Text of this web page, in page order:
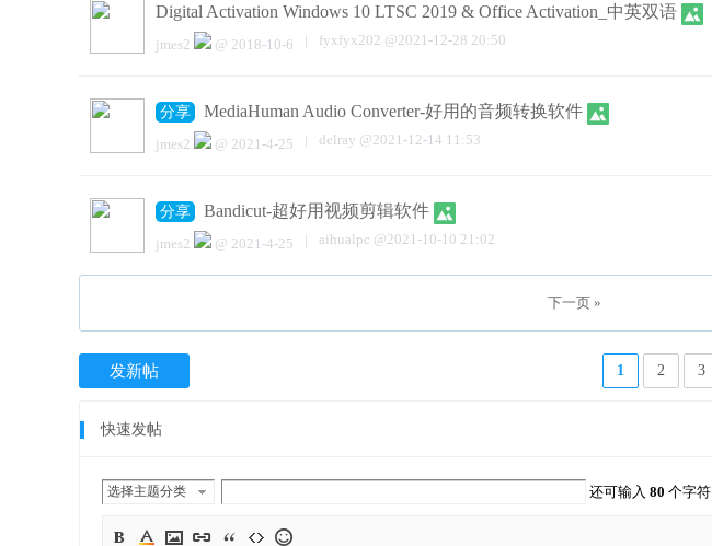
Digital Activation Windows 10 LTSC 2019 & Office Activation_中英双语
jmes2 @ 2018-10-6 | fyxfyx202 @2021-12-28 20:50
分享 MediaHuman Audio Converter-好用的音频转换软件
jmes2 @ 2021-4-25 | delray @2021-12-14 11:53
分享 Bandicut-超好用视频剪辑软件
jmes2 @ 2021-4-25 | aihualpc @2021-10-10 21:02
下一页 »
发新帖 1 2 3
快速发帖
选择主题分类 还可输入80 个字符